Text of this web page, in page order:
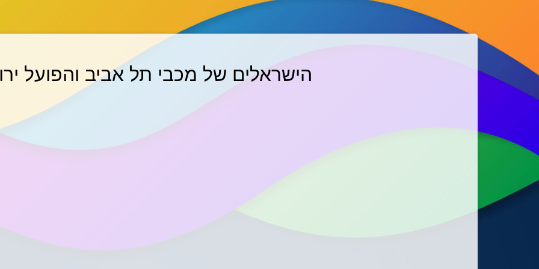
הישראלים של מכבי תל אביב והפועל